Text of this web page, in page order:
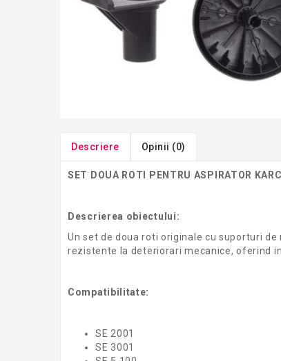
Descriere Opinii (0)
SET DOUA ROTI PENTRU ASPIRATOR
Descrierea obiectului:
Un set de doua roti originale cu suporturi
rezistente la deteriorari mecanice, oferind
Compatibilitate:
SE 2001
SE 3001